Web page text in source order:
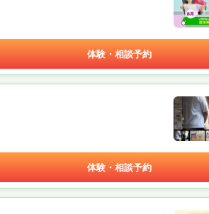
体験・相談予約
体験・相談予約